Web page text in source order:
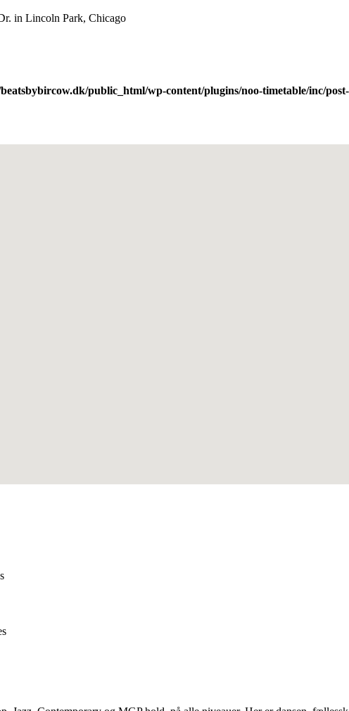
in Lincoln Park, Chicago
public_html/wp-content/plugins/noo-timetable/inc/